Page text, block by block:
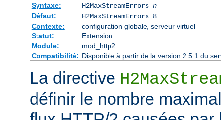
Syntaxe:
H2MaxStreamErrors n
Défaut:
H2MaxStreamErrors 8
Contexte:
configuration globale, serveur virtuel
Statut:
Extension
Module:
mod_http2
Compatibilité: Disponible à partir de la version 2.5.1 du
La directive
définir le nombre